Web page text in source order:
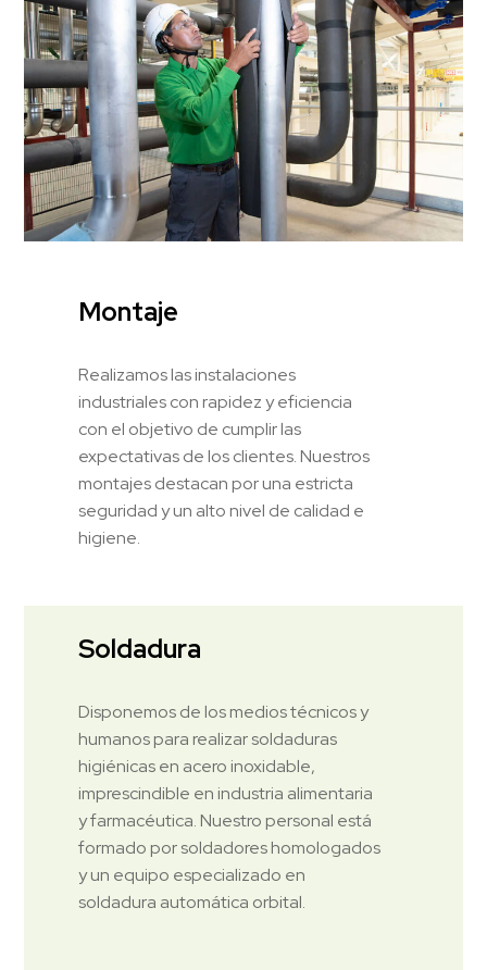
Montaje
Realizamos las instalaciones
industriales con rapidez y eficiencia
con el objetivo de cumplir las
expectativas de los clientes. Nuestros
montajes destacan por una estricta
seguridad y un alto nivel de calidad e
higiene.
Soldadura
Disponemos de los medios técnicos y
humanos para realizar soldaduras
higiénicas en acero inoxidable,
imprescindible en industria alimentaria
y farmacéutica. Nuestro personal está
formado por soldadores homologados
y un equipo especializado en
soldadura automática orbital.